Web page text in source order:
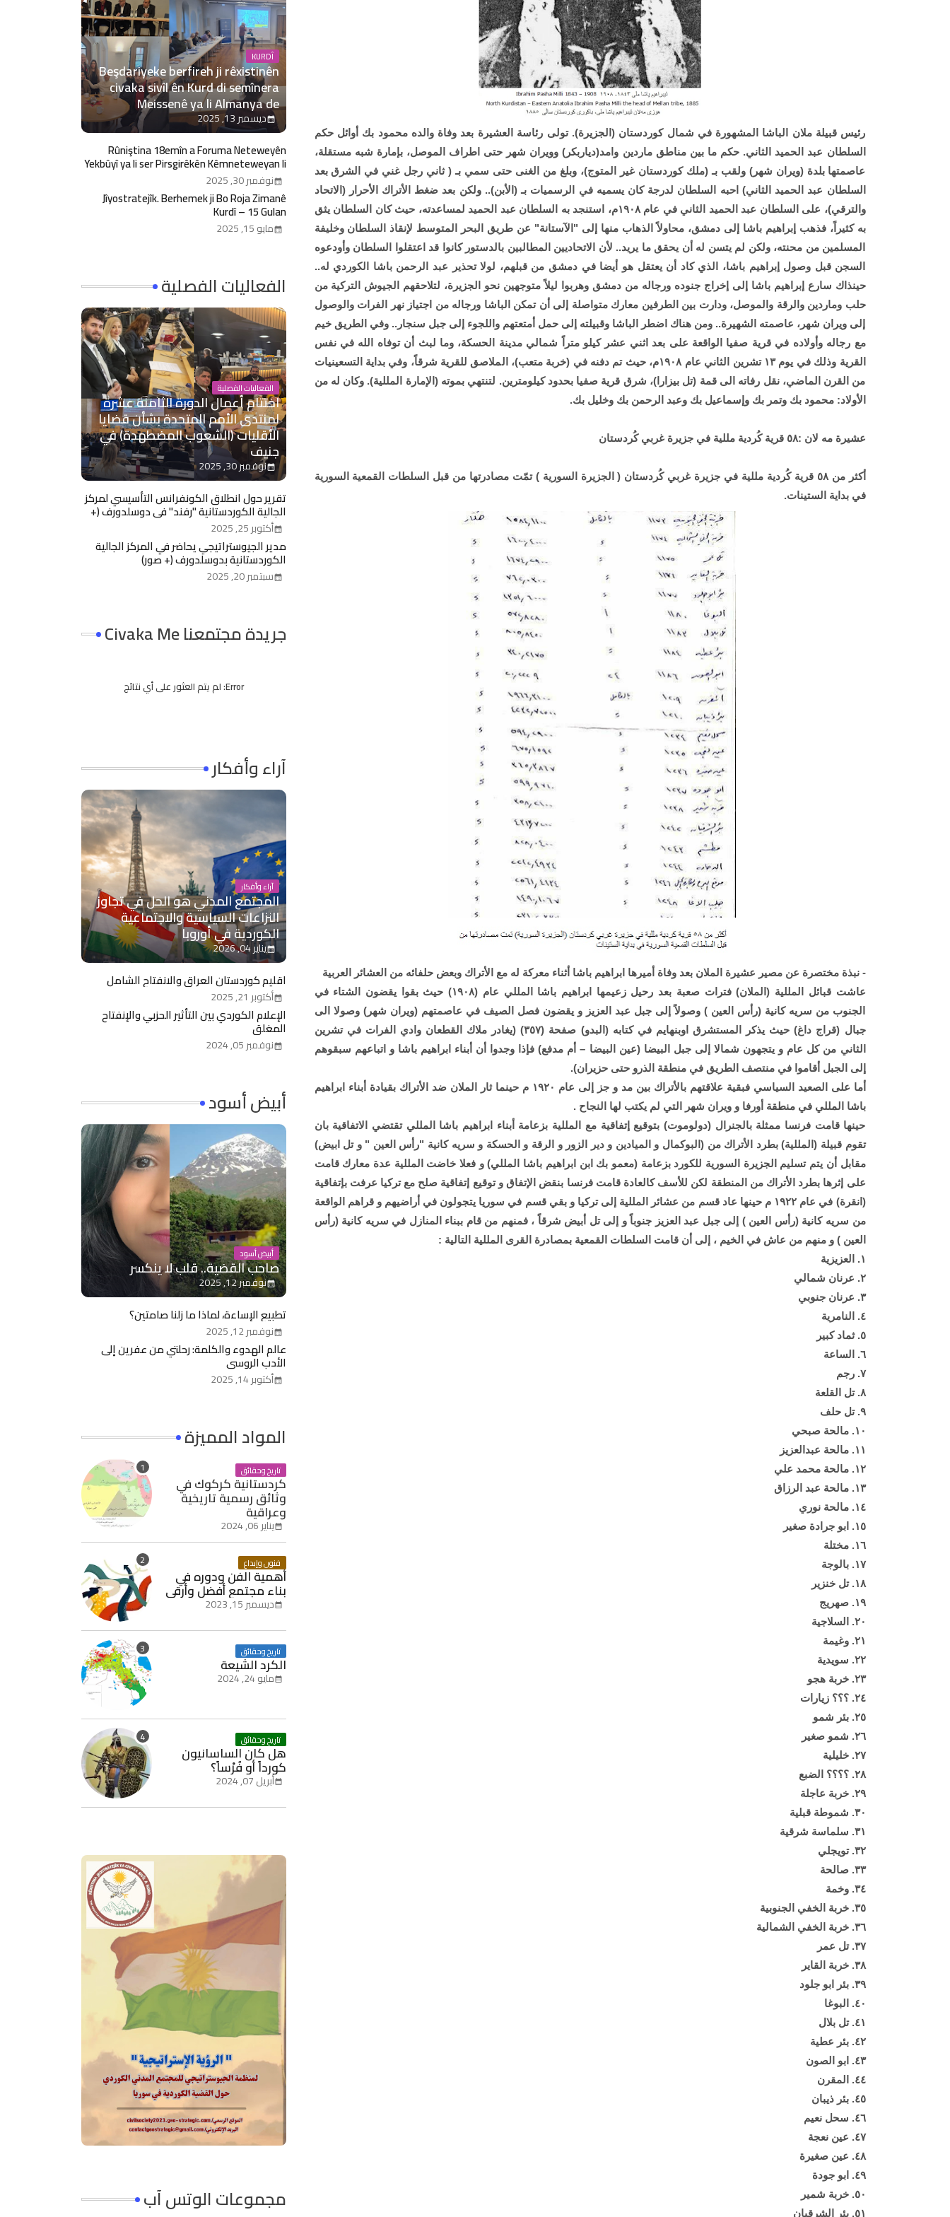
رئيس قبيلة ملان الباشا المشهورة في شمال كوردستان (الجزيرة). تولى رئاسة العشيرة بعد وفاة والده محمود بك أوائل حكم
السلطان عبد الحميد الثاني. حكم ما بين مناطق ماردين وامد(دياربكر) وويران شهر حتى اطراف الموصل، بإمارة شبه مستقلة،
عاصمتها بلدة (ويران شهر) ولقب بـ (ملك كوردستان غير المتوج)، وبلغ من الغنى حتى سمي بـ ( ثاني رجل غني في الشرق بعد
السلطان عبد الحميد الثاني) احبه السلطان لدرجة كان يسميه في الرسميات بـ (الأبن).. ولكن بعد ضغط الأتراك الأحرار (الاتحاد
والترقي)، على السلطان عبد الحميد الثاني في عام ١٩٠٨م، استنجد به السلطان عبد الحميد لمساعدته، حيث كان السلطان يثق
به كثيراً، فذهب إبراهيم باشا إلى دمشق، محاولاً الذهاب منها إلى "الآستانة" عن طريق البحر المتوسط لإنقاذ السلطان وخليفة
المسلمين من محنته، ولكن لم يتسن له أن يحقق ما يريد.. لأن الاتحاديين المطالبين بالدستور كانوا قد اعتقلوا السلطان وأودعوه
السجن قبل وصول إبراهيم باشا، الذي كاد أن يعتقل هو أيضا في دمشق من قبلهم، لولا تحذير عبد الرحمن باشا الكوردي له..
حينذاك سارع إبراهيم باشا إلى إخراج جنوده ورجاله من دمشق وهربوا ليلاً متوجهين نحو الجزيرة، لتلاحقهم الجيوش التركية من
حلب وماردين والرقة والموصل، ودارت بين الطرفين معارك متواصلة إلى أن تمكن الباشا ورجاله من اجتياز نهر الفرات والوصول
إلى ويران شهر، عاصمته الشهيرة.. ومن هناك اضطر الباشا وقبيلته إلى حمل أمتعتهم واللجوء إلى جبل سنجار.. وفي الطريق خيم
مع رجاله وأولاده في قرية صفيا الواقعة على بعد اثني عشر كيلو متراً شمالي مدينة الحسكة، وما لبث أن توفاه الله في نفس
القرية وذلك في يوم ١٣ تشرين الثاني عام ١٩٠٨م، حيث تم دفنه في (خربة متعب)، الملاصق للقرية شرقاً، وفي بداية التسعينيات
من القرن الماضي، نقل رفاته الى قمة (تل بيزارا)، شرق قرية صفيا بحدود كيلومترين. لتنتهي بموته (الإمارة المللية). وكان له من
الأولاد: محمود بك وتمر بك وإسماعيل بك وعبد الرحمن بك وخليل بك.
عشيرة مه لان :٥٨ قرية کُردية مللية في جزيرة غربي كُردستان
أكثر من ٥٨ قرية كُردية مللية في جزيرة غربي كُردستان ( الجزيرة السورية ) تمّت مصادرتها من قبل السلطات القمعية السورية
في بداية الستينات.
- نبذة مختصرة عن مصير عشيرة الملان بعد وفاة أميرها ابراهيم باشا أثناء معركة له مع الأتراك وبعض حلفائه من العشائر العربية
عاشت قبائل المللية (الملان) فترات صعبة بعد رحيل زعيمها ابراهيم باشا المللي عام (١٩٠٨) حيث بقوا يقضون الشتاء في
الجنوب من سريه كانية (رأس العين ) وصولاً إلى جبل عبد العزيز و يقضون فصل الصيف في عاصمتهم (ويران شهر) وصولا الى
جبال (قراج داغ) حيث يذكر المستشرق اوبنهايم في كتابه (البدو) صفحة (٣٥٧) (يغادر ملاك القطعان وادي الفرات في تشرين
الثاني من كل عام و يتجهون شمالا إلى جبل البيضا (عين البيضا – أم مدفع) فإذا وجدوا أن أبناء ابراهيم باشا و اتباعهم سبقوهم
إلى الجبل أقاموا في منتصف الطريق في منطقة الذرو حتى حزيران).
أما على الصعيد السياسي فبقية علاقتهم بالأتراك بين مد و جز إلى عام ١٩٢٠ م حينما ثار الملان ضد الأتراك بقيادة أبناء ابراهيم
باشا المللي في منطقة أورفا و ويران شهر التي لم يكتب لها النجاح .
حينها قامت فرنسا ممثلة بالجنرال (دولوموت) بتوقيع إتفاقية مع المللية بزعامة أبناء ابراهيم باشا المللي تقتضي الاتفاقية بان
تقوم قبيلة (المللية) بطرد الأتراك من (البوكمال و الميادين و دير الزور و الرقة و الحسكة و سريه كانية "رأس العين " و تل ابيض)
مقابل أن يتم تسليم الجزيرة السورية للكورد بزعامة (معمو بك ابن ابراهيم باشا المللي) و فعلا خاضت المللية عدة معارك قامت
على إثرها بطرد الأتراك من المنطقة لكن للأسف كالعادة قامت فرنسا بنقض الإتفاق و توقيع إتفاقية صلح مع تركيا عرفت بإتفاقية
(انقرة) في عام ١٩٢٢ م حينها عاد قسم من عشائر المللية إلى تركيا و بقي قسم في سوريا يتجولون في أراضيهم و قراهم الواقعة
من سريه كانية (رأس العين ) إلى جبل عبد العزيز جنوباً و إلى تل أبيض شرقاً ، فمنهم من قام ببناء المنازل في سريه كانية (رأس
العين ) و منهم من عاش في الخيم ، إلى أن قامت السلطات القمعية بمصادرة القرى المللية التالية :
١. العزيزية
٢. عرنان شمالي
٣. عرنان جنوبي
٤. النامرية
٥. ثماد كبير
٦. الساعة
٧. رجم
٨. تل القلعة
٩. تل حلف
١٠. مالحة صبحي
١١. مالحة عبدالعزيز
١٢. مالحة محمد علي
١٣. مالحة عبد الرزاق
١٤. مالحة نوري
١٥. ابو جرادة صغير
١٦. مختلة
١٧. بالوجة
١٨. تل خنزير
١٩. صهريج
٢٠. السلاجية
٢١. وغيمة
٢٢. سويدية
٢٣. خربة هجو
٢٤. ؟؟؟ زيارات
٢٥. بئر شمو
٢٦. شمو صغير
٢٧. خليلية
٢٨. ؟؟؟؟ الضبع
٢٩. خربة عاجلة
٣٠. شموطة قبلية
٣١. سلماسة شرقية
٣٢. تويجلي
٣٣. صالحة
٣٤. وخمة
٣٥. خربة الخفي الجنوبية
٣٦. خربة الخفي الشمالية
٣٧. تل عمر
٣٨. خربة القاير
٣٩. بئر ابو جلود
٤٠. البوغا
٤١. تل بلال
٤٢. بئر عطية
٤٣. ابو الصون
٤٤. المقرن
٤٥. بئر ذيبان
٤٦. سحل نعيم
٤٧. عين نعجة
٤٨. عين صغيرة
٤٩. ابو جودة
٥٠. خربة شمير
٥١. بئر الشرقيان
KURDÎ
Beşdariyeke berfireh ji rêxistinên
civaka sivîl ên Kurd di semînera
Meissenê ya li Almanya de
ديسمبر 13, 2025
Rûniştina 18emîn a Foruma Neteweyên
Yekbûyî ya li ser Pirsgirêkên Kêmneteweyan li
Cenevreyê bi dawî dibe
نوفمبر 30, 2025
Jîyostratejîk. Berhemek ji Bo Roja Zimanê
Kurdî – 15 Gulan
مايو 15, 2025
الفعاليات الفصلية
الفعاليات الفصلية
اختتام أعمال الدورة الثامنة عشرة
لمنتدى الأمم المتحدة بشأن قضايا
الأقليات (الشعوب المضطهدة) في
جنيف
نوفمبر 30, 2025
تقرير حول انطلاق الكونفرانس التأسيسي لمركز
الجالية الكوردستانية "رفند" في دوسلدورف (+
صور)أكتوبر 25, 2025
مدير الجيوستراتيجي يحاضر في المركز الجالية
الكوردستانية بدوسلدورف (+ صور)
سبتمبر 20, 2025
جريدة مجتمعنا Civaka Me
Error: لم يتم العثور على أي نتائج
آراء وأفكار
آراء وأفكار
المجتمع المدني هو الحل في تجاوز
النزاعات السياسية والاجتماعية
الكوردية في أوروبا
يناير 04, 2026
اقليم كوردستان العراق والانفتاح الشامل
أكتوبر 21, 2025
الإعلام الكوردي بين التأثير الحزبي والإنفتاح
المغلق
نوفمبر 05, 2024
أبيض أسود
أبيض أسود
صاحب القضية.. قلب لا ينكسر
نوفمبر 12, 2025
تطبيع الإساءة، لماذا ما زلنا صامتين؟
نوفمبر 12, 2025
عالم الهدوء والكلمة: رحلتي من عفرين إلى
الأدب الروسي
أكتوبر 14, 2025
المواد المميزة
تاريخ وحقائق
كردستانية كركوك في
وثائق رسمية تاريخية
وعراقية
يناير 06, 2024
فنون وإبداع
أهمية الفن ودوره في
بناء مجتمع أفضل وأرقى
ديسمبر 15, 2023
تاريخ وحقائق
الكرد الشيعة
مايو 24, 2024
تاريخ وحقائق
هل كان الساسانيون
كورداً أو فُرْساً؟
أبريل 07, 2024
مجموعات الوتس آب